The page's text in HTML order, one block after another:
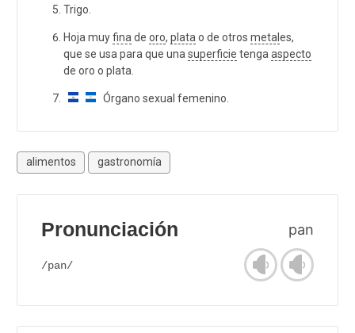
Trigo.
Hoja muyfina de oro, plata o de otros metal es,
que se usa para que una superficie tenga aspecto
de oro o plata.
Órgano sexual femenino.
alimentos gastronomía
Pronunciación pan
/pan/